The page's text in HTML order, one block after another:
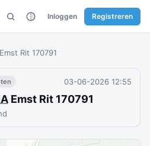
Inloggen Registreren
Rit 170791
03-06-2026 12:55
Emst Rit 170791